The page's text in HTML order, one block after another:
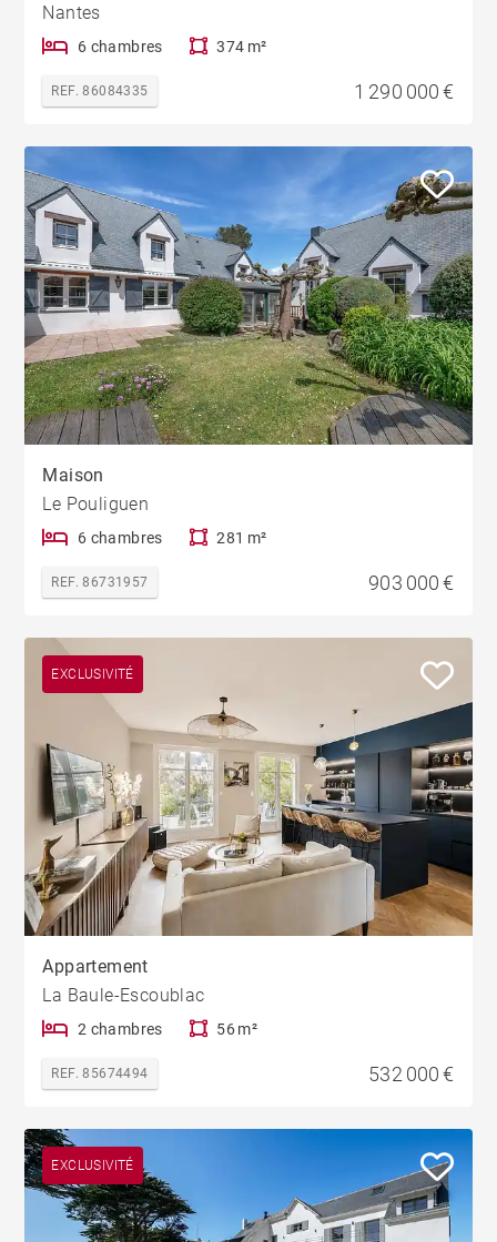
Nantes
6 chambres 374 m²
REF. 86084335 1 290 000 €
Maison
Le Pouliguen
6 chambres 281 m²
REF. 86731957 903 000 €
EXCLUSIVITÉ
Appartement
La Baule-Escoublac
2 chambres 56 m²
REF. 85674494 532 000 €
EXCLUSIVITÉ